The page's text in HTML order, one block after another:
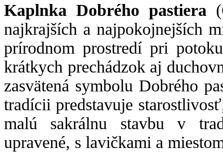
Kaplnka Dobrého pastiera
najkrajších a najpokojnejších
prírodnom prostredí pri
krátkych prechádzok aj
zasvätená symbolu Dobrého
tradícii predstavuje
malú sakrálnu stavbu v
upravené, s lavičkami a